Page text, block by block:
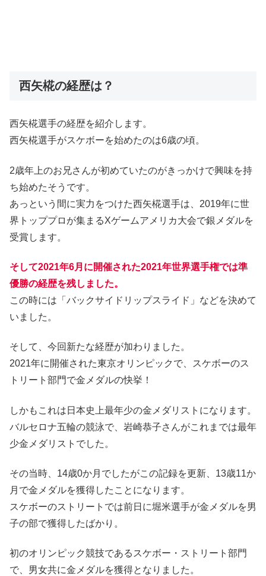
西矢椛の経歴は？
西矢椛選手の経歴を紹介します。
西矢椛選手がスケボーを始めたのは6歳の頃。
2歳年上のお兄さんが初めていたのがきっかけで興味を持
ち始めたそうです。
あっという間に実力をつけた西矢椛選手は、2019年に世
界トッププロが集まるXゲームアメリカ大会で銀メダルを
受賞します。
そして2021年6月に開催された2021年世界選手権では準
優勝の経歴を残しました。
この時には「バックサイドリップスライド」などを決めて
いました。
そして、今回新たな経歴が加わりました。
2021年に開催された東京オリンピックで、スケボーのス
トリート部門で金メダルの快挙！
しかもこれは日本史上最年少の金メダリストになります。
バルセロナ五輪の競泳で、岩崎恭子さんがこれまでは最年
少金メダリストでした。
その当時、14歳0か月でしたがこの記録を更新、13歳11か
月で金メダルを獲得したことになります。
スケボーのストリートでは前日に堀米選手が金メダルを男
子の部で獲得したばかり。
初のオリンピック競技であるスケボー・ストリート部門
で、男女共に金メダルを獲得となりました。